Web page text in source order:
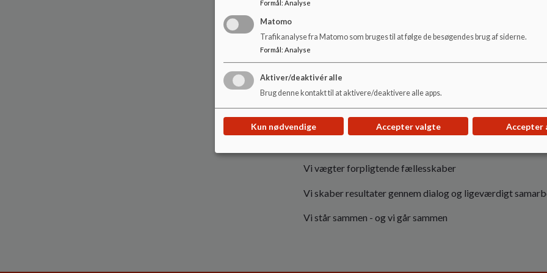
Vi udvikler ved at "Tænke, Turde og Tale"
Vi går gerne nye veje
Vi vægter forpligtende fællesskaber
Vi skaber resultater gennem dialog og ligeværdigt
Vi står sammen - og vi går sammen
Formål : Analyse
Matomo
Trafikanalyse fra Matomo som bruges til at følge de besøgendes brug af siderne.
Formål : Analyse
Aktiver/deaktivér alle
Brug denne kontakt til at aktivere/deaktivere alle apps.
Kun nødvendige Accepter valgte Accepter